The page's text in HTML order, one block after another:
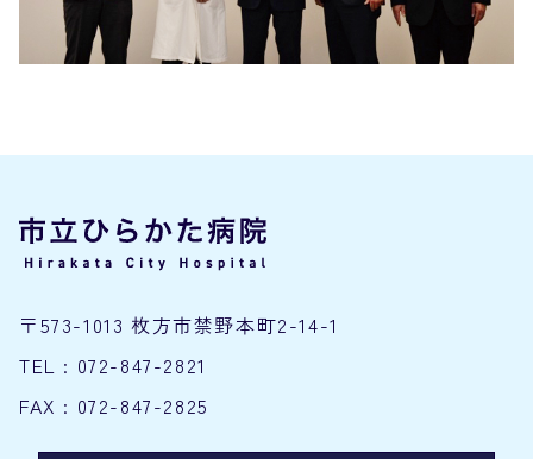
〒573-1013 枚方市禁野本町2-14-1
TEL : 072-847-2821
FAX : 072-847-2825